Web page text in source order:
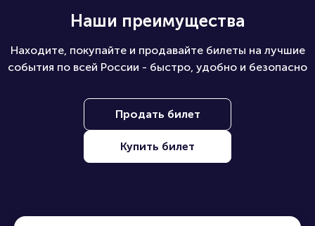
Наши преимущества
Находите, покупайте и продавайте билеты на лучшие
события по всей России - быстро, удобно и безопасно
Продать билет
Купить билет